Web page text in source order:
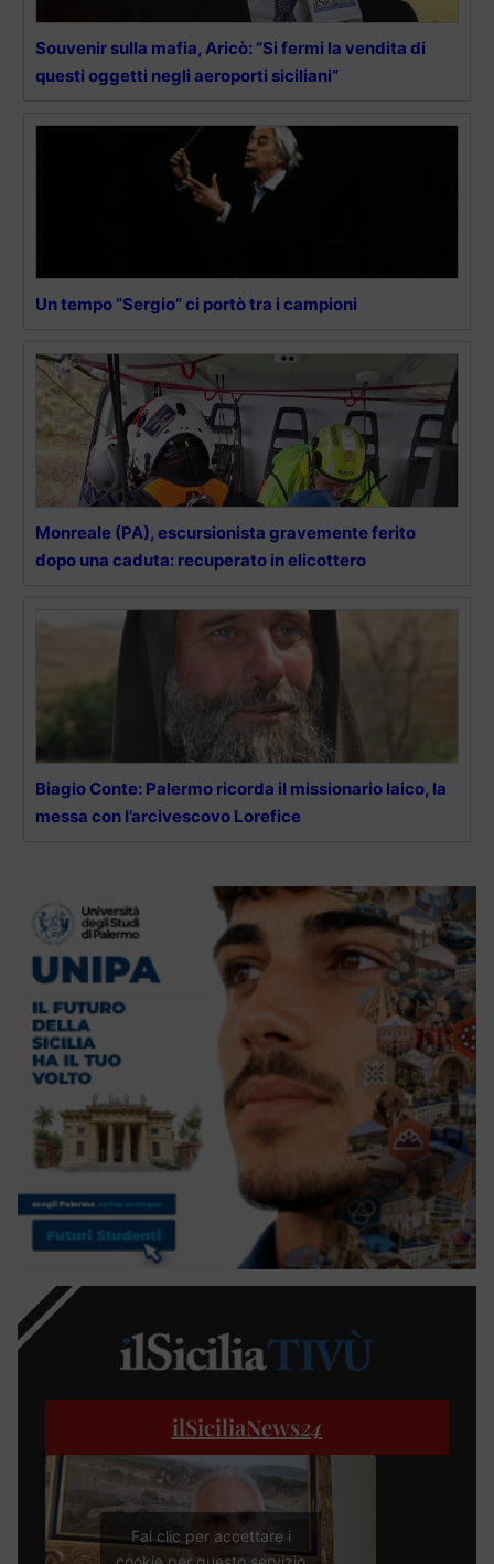
Souvenir sulla mafia, Aricò: “Si fermi la vendita di
questi oggetti negli aeroporti siciliani”
Un tempo “Sergio” ci portò tra i campioni
Monreale (PA), escursionista gravemente ferito
dopo una caduta: recuperato in elicottero
Biagio Conte: Palermo ricorda il missionario laico, la
messa con l’arcivescovo Lorefice
ilSiciliaNews24
Fai clic per accettare i